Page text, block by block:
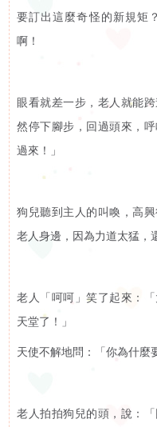
們
要訂出這麼奇怪的新規矩
啊！
眼看就差一步，老人就能
然停下腳步，回過頭來，
過來！」
狗兒聽到主人的叫喚，高
老人身邊，因為力道太猛，
老人「呵呵」笑了起來：
天堂了！」
天使不解地問：「你為什麼
老人拍拍狗兒的頭，說：